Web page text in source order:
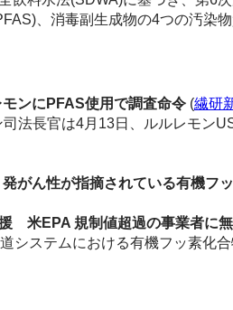
、消毒副生成物の4つの汚染
ンにPFAS使用で調査命令 (繊研
法長官は4月13日、ルルレモン
がん性が指摘されている有機フ
米EPA 規制値超過の事業者に
システムにおける有機フッ素化